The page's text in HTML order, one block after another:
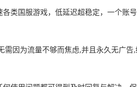
类国服游戏，低延迟超稳定，一个账
需因为流量不够而焦虑,并且永久无广告